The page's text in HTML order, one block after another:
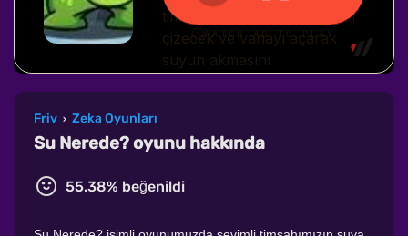
Friv › Zeka Oyunları
Su Nerede? oyunu hakkında
55.38% beğenildi